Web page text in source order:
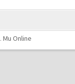
. Mu Online